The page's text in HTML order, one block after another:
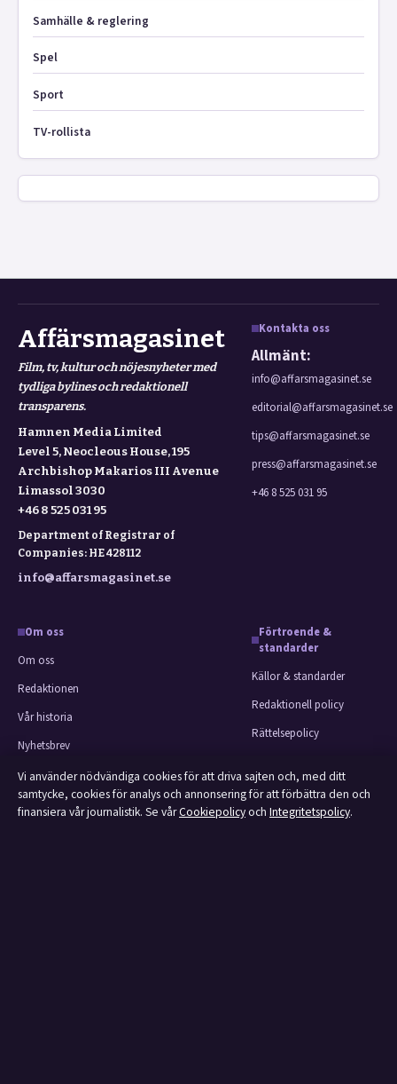
Samhälle & reglering
Spel
Sport
TV-rollista
Affärsmagasinet
Film, tv, kultur och nöjesnyheter med
tydliga bylines och redaktionell
transparens.
Hamnen Media Limited
Level 5, Neocleous House, 195
Archbishop Makarios III Avenue
Limassol 3030
+46 8 525 031 95
Department of Registrar of
Companies: HE 428112
info@affarsmagasinet.se
Kontakta oss
Allmänt:
info@affarsmagasinet.se
editorial@affarsmagasinet.se
tips@affarsmagasinet.se
press@affarsmagasinet.se
+46 8 525 031 95
Om oss
Om oss
Redaktionen
Vår historia
Nyhetsbrev
Tipsa oss
Kontakt
Förtroende &
standarder
Källor & standarder
Redaktionell policy
Rättelsepolicy
Ägande & finansiering
Integritetspolicy
Vi använder nödvändiga cookies för att driva sajten och, med ditt
samtycke, cookies för analys och annonsering för att förbättra den och
finansiera vår journalistik. Se vårCookiepolicyoch Integritetspolicy.